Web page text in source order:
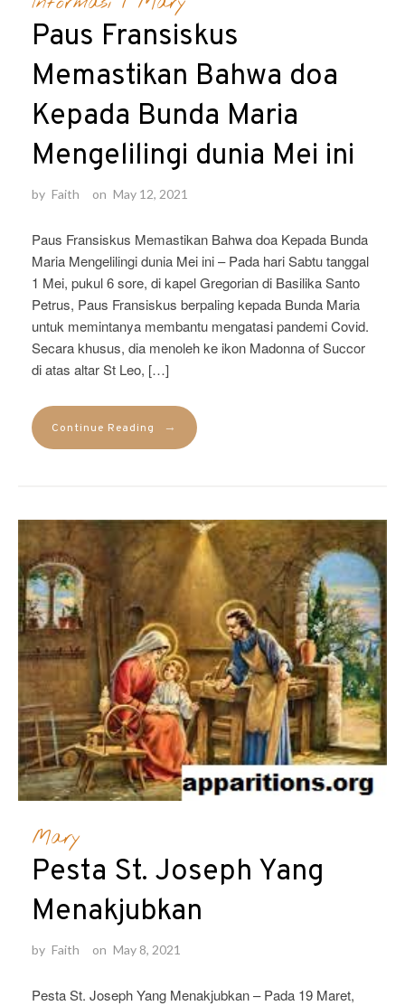
Paus Fransiskus
Memastikan Bahwa doa
Kepada Bunda Maria
Mengelilingi dunia Mei ini
by Faith on May 12, 2021
Paus Fransiskus Memastikan Bahwa doa Kepada Bunda
Maria Mengelilingi dunia Mei ini – Pada hari Sabtu tanggal
1 Mei, pukul 6 sore, di kapel Gregorian di Basilika Santo
Petrus, Paus Fransiskus berpaling kepada Bunda Maria
untuk memintanya membantu mengatasi pandemi Covid.
Secara khusus, dia menoleh ke ikon Madonna of Succor
di atas altar St Leo, […]
Continue Reading →
Mary
Pesta St. Joseph Yang
Menakjubkan
by Faith on May 8, 2021
Pesta St. Joseph Yang Menakjubkan – Pada 19 Maret,